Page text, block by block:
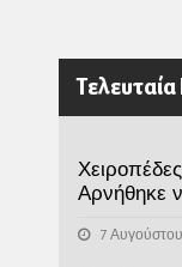
Αρνήθηκε
7